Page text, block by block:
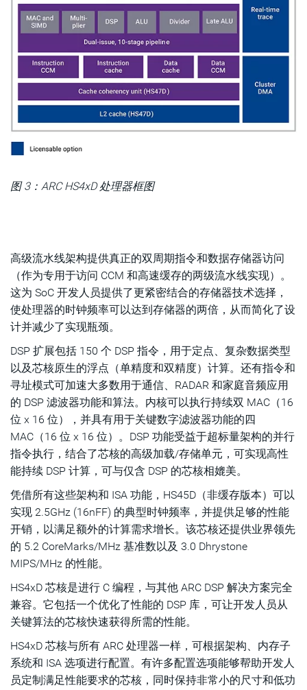
图 3：ARC HS4xD 处理器框图
高级流水线架构提供真正的双周期指令和数据存储器访问
（作为专用于访问 CCM 和高速缓存的两级流水线实现）。
这为 SoC 开发人员提供了更紧密结合的存储器技术选择，
使处理器的时钟频率可以达到存储器的两倍，从而简化了设
计并减少了实现瓶颈。
DSP 扩展包括 150 个 DSP 指令，用于定点、复杂数据类型
以及芯核原生的浮点（单精度和双精度）计算。还有指令和
寻址模式可加速大多数用于通信、RADAR 和家庭音频应用
的 DSP 滤波器功能和算法。内核可以执行持续双 MAC（16
位 x 16 位），并具有用于关键数字滤波器功能的四
MAC（16 位 x 16 位）。DSP 功能受益于超标量架构的并行
指令执行，结合了芯核的高级加载/存储单元，可实现高性
能持续 DSP 计算，可与仅含 DSP 的芯核相媲美。
凭借所有这些架构和 ISA 功能，HS45D（非缓存版本）可以
实现 2.5GHz (16nFF) 的典型时钟频率，并提供足够的性能
开销，以满足额外的计算需求增长。该芯核还提供业界领先
的 5.2 CoreMarks/MHz 基准数以及 3.0 Dhrystone
MIPS/MHz 的性能。
HS4xD 芯核是进行 C 编程，与其他 ARC DSP 解决方案完全
兼容。它包括一个优化了性能的 DSP 库，可让开发人员从
关键算法的芯核快速获得所需的性能。
HS4xD 芯核与所有 ARC 处理器一样，可根据架构、内存子
系统和 ISA 选项进行配置。有许多配置选项能够帮助开发人
员定制满足性能要求的芯核，同时保持非常小的尺寸和低功